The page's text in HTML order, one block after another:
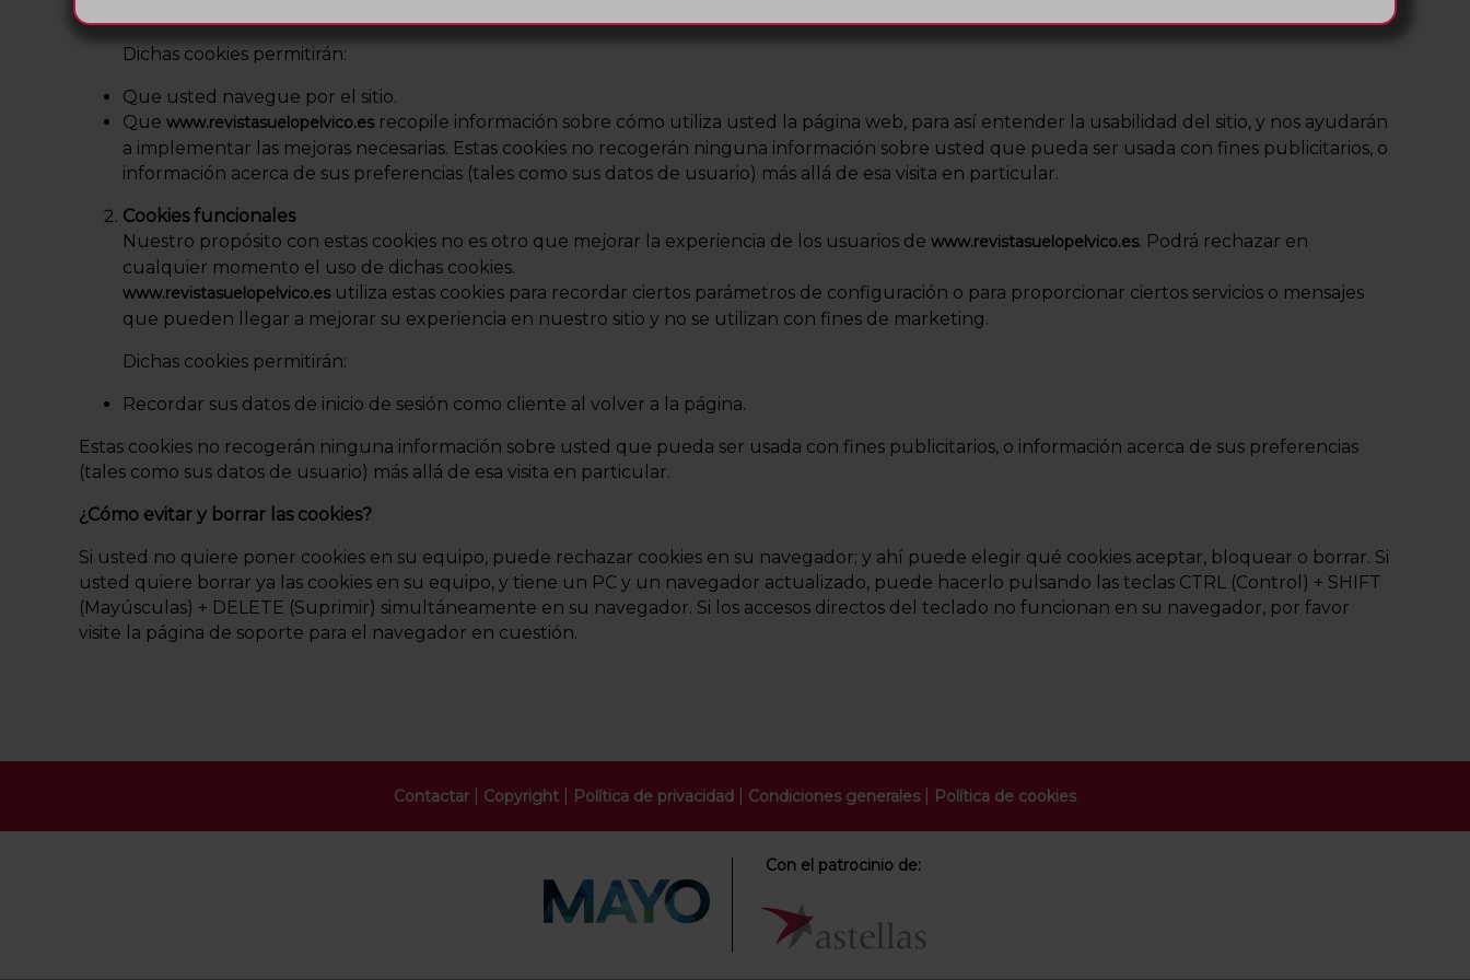
Dichas cookies permitirán:
Que usted navegue por el sitio.
Que www.revistasuelopelvico.esrecopile información sobre cómo utiliza usted la página web, para así entender la usabilidad del sitio, y nos ayudarán
a implementar las mejoras necesarias. Estas cookies no recogerán ninguna información sobre usted que pueda ser usada con fines publicitarios, o
información acerca de sus preferencias (tales como sus datos de usuario) más allá de esa visita en particular.
Cookies funcionales
Nuestro propósito con estas cookies no es otro que mejorar la experiencia de los usuarios de www.revistasuelopelvico.es. Podrá rechazar en
cualquier momento el uso de dichas cookies.
www.revistasuelopelvico.esutiliza estas cookies para recordar ciertos parámetros de configuración o para proporcionar ciertos servicios o mensajes
que pueden llegar a mejorar su experiencia en nuestro sitio y no se utilizan con fines de marketing.
Dichas cookies permitirán:
Recordar sus datos de inicio de sesión como cliente al volver a la página.
Estas cookies no recogerán ninguna información sobre usted que pueda ser usada con fines publicitarios, o información acerca de sus preferencias
(tales como sus datos de usuario) más allá de esa visita en particular.
¿Cómo evitar y borrar las cookies?
Si usted no quiere poner cookies en su equipo, puede rechazar cookies en su navegador; y ahí puede elegir qué cookies aceptar, bloquear o borrar. Si
usted quiere borrar ya las cookies en su equipo, y tiene un PC y un navegador actualizado, puede hacerlo pulsando las teclas CTRL (Control) + SHIFT
(Mayúsculas) + DELETE (Suprimir) simultáneamente en su navegador. Si los accesos directos del teclado no funcionan en su navegador, por favor
visite la página de soporte para el navegador en cuestión.
Contactar Copyright Política de privacidad Condiciones generales| Política de cookies
Con el patrocinio de: